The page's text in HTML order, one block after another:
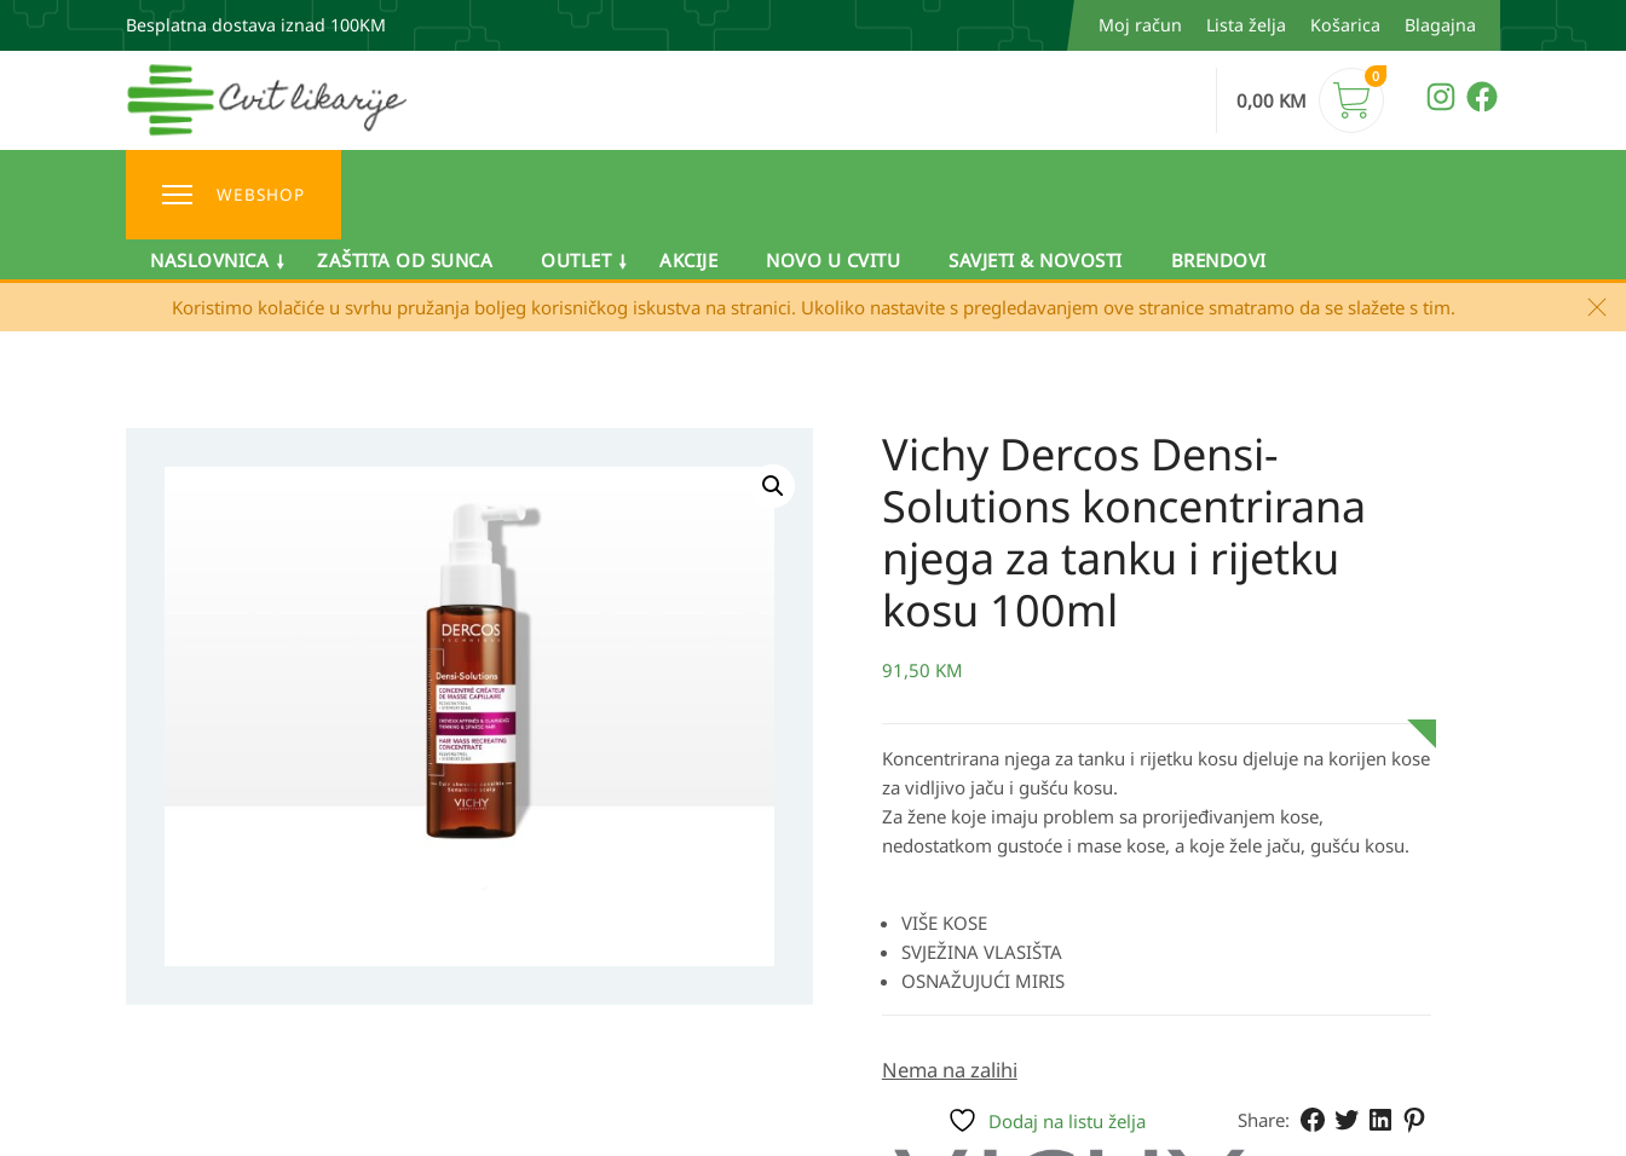
Besplatna dostava iznad 100KM Moj račun Lista želja Košarica Blagajna
0,00 KM
0
WEBSHOP
NASLOVNICA ZAŠTITA OD SUNCA OUTLET AKCIJE NOVO U CVITU SAVJETI & NOVOSTI
BRENDOVI
Koristimo kolačiće u svrhu pružanja boljeg korisničkog iskustva na stranici. Ukoliko nastavite s pregledavanjem ove stranice smatramo da se slažete s tim.
Vichy Dercos Densi-
Solutions koncentrirana
njega za tanku i rijetku
kosu 100ml
91,50 KM
Koncentrirana njega za tanku i rijetku kosu djeluje na korijen kose
za vidljivo jaču i gušću kosu.
Za žene koje imaju problem sa prorijeđivanjem kose,
nedostatkom gustoće i mase kose, a koje žele jaču, gušću kosu.
VIŠE KOSE
SVJEŽINA VLASIŠTA
OSNAŽUJUĆI MIRIS
Nema na zalihi
Share:
Dodaj na listu želja